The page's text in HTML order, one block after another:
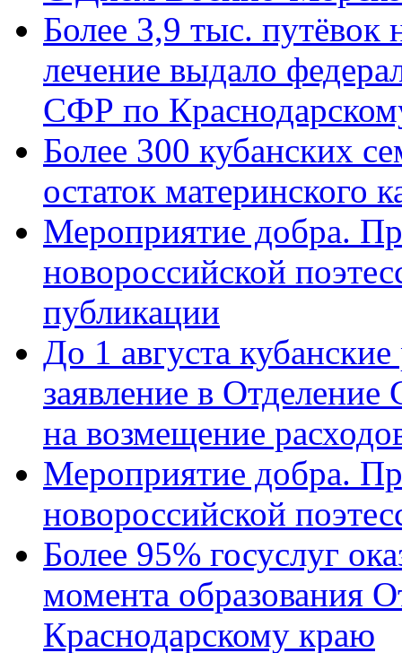
Более 3,9 тыс. путёвок
лечение выдало
СФР по
Более 300 кубанских
остаток материнского
Мероприятие добра.
новороссийской
публикации
До 1 августа
заявление в
на возмещение
Мероприятие добра.
новороссийской
Более 95% госуслуг
момента образования
Краснодарскому краю